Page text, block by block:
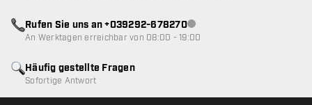
Häufig gestellte Fragen
Sofortige Antwort
Rufen Sie uns an +039292-678270Kundenservice nicht
An Werktagen erreichbar von 08:00 - 19:00